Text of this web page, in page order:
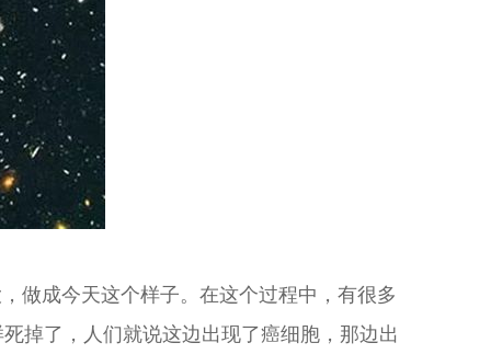
成今天这个样子。在这个过程中，有很多
掉了，人们就说这边出现了癌细胞，那边出